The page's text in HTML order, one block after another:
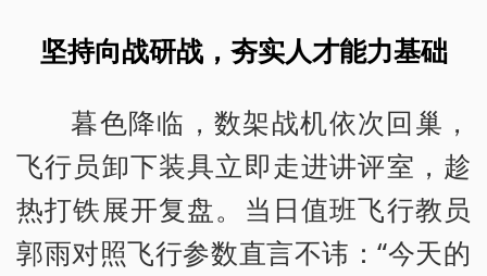
坚持向战研战，夯实人才能力基础
暮色降临，数架战机依次回巢，
飞行员卸下装具立即走进讲评室，趁
热打铁展开复盘。当日值班飞行教员
郭雨对照飞行参数直言不讳：“今天的